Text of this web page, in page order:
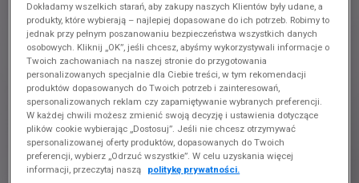
Dokładamy wszelkich starań, aby zakupy naszych Klientów były udane, a
produkty, które wybierają – najlepiej dopasowane do ich potrzeb. Robimy to
jednak przy pełnym poszanowaniu bezpieczeństwa wszystkich danych
osobowych. Kliknij „OK”, jeśli chcesz, abyśmy wykorzystywali informacje o
Twoich zachowaniach na naszej stronie do przygotowania
personalizowanych specjalnie dla Ciebie treści, w tym rekomendacji
produktów dopasowanych do Twoich potrzeb i zainteresowań,
spersonalizowanych reklam czy zapamiętywanie wybranych preferencji.
W każdej chwili możesz zmienić swoją decyzję i ustawienia dotyczące
plików cookie wybierając „Dostosuj”. Jeśli nie chcesz otrzymywać
spersonalizowanej oferty produktów, dopasowanych do Twoich
preferencji, wybierz „Odrzuć wszystkie”. W celu uzyskania więcej
informacji, przeczytaj naszą
politykę prywatności.